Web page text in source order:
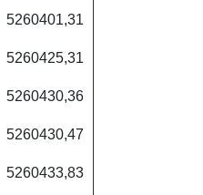
5260401,31
5260425,31
5260430,36
5260430,47
5260433,83